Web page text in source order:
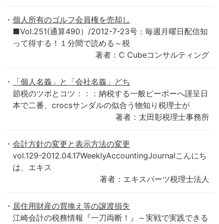
個人所有のゴルフ会員権を売却し
■Vol.251(通算490）/2012-7-23号：毎週月曜日配信知
って得する！１分間で読める～税
著者：C Cubeコンサルティング
「個人名義」と「会社名義」どち
節税のツボとコツ：：：納税する一般ピーポーへ謹呈日
本で二番、crocsサンダルの似合う物知り税理士が
著者：太田彰税理士事務所
会計方針の変更と表示方法の変更
vol.129-2012.04.17WeeklyAccountingJournalこんにち
は、エキス
著者：エキスパーツ税理士法人
居住用財産の買換え等の譲渡損失
江崎会計の税務情報『一刀両断！』～実戦で実践できる